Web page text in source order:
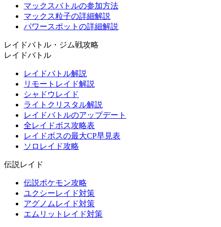
マックスバトルの参加方法
マックス粒子の詳細解説
パワースポットの詳細解説
レイドバトル・ジム戦攻略
レイドバトル
レイドバトル解説
リモートレイド解説
シャドウレイド
ライトクリスタル解説
レイドバトルのアップデート
全レイドボス攻略表
レイドボスの最大CP早見表
ソロレイド攻略
伝説レイド
伝説ポケモン攻略
ユクシーレイド対策
アグノムレイド対策
エムリットレイド対策